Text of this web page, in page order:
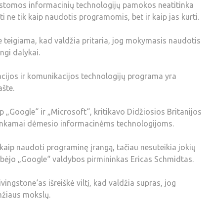
informacinių technologijų pamokos neatitinka
ne tik kaip naudotis programomis, bet ir kaip jas kurti.
kad valdžia pritaria, jog mokymasis naudotis
dalykai.
ir komunikacijos technologijų programa yra
ir „Microsoft“, kritikavo Didžiosios Britanijos
dėmesio informacinėms technologijoms.
naudoti programinę įrangą, tačiau nesuteikia jokių
„Google“ valdybos pirmininkas Ericas Schmidtas.
išreiškė viltį, kad valdžia supras, jog
mokslų.